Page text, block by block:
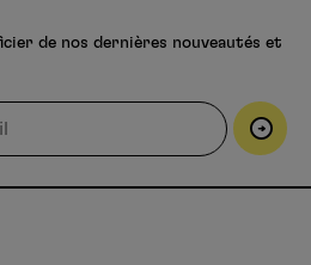
de nos dernières nouveautés et